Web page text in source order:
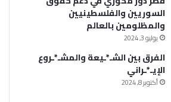
السوريين والفلسطينيين
والمظلومين بالعالم
يوليو 3, 2024
الفرق بين الشـ*ـيعة والمشـ*ـروع
الإيـ*ـراني
أكتوبر 8, 2024